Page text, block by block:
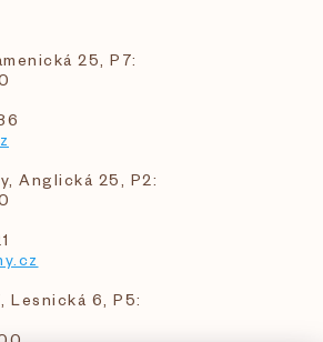
25, P7:
Anglická 25, P2:
Lesnická 6, P5: